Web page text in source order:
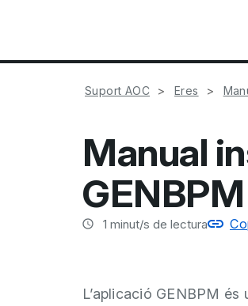
Suport AOC Eres
Manual
GENBPM
1 minut/s de lectura
L’aplicació GENBPM